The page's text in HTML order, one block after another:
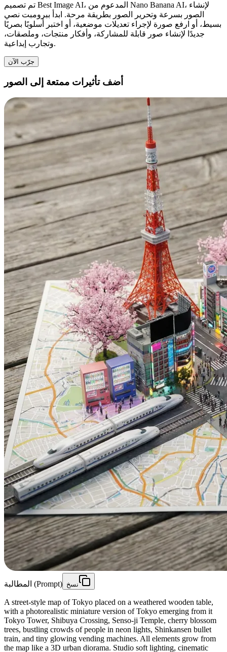
تم تصميم Best Image AI، المدعوم من Nano Banana AI، لإنشاء
الصور بسرعة وتحرير الصور بطريقة مرحة. ابدأ ببرومبت نصي
بسيط، أو ارفع صورة لإجراء تعديلات موضعية، أو اختبر أسلوبًا بصريًا
جديدًا لإنشاء صور قابلة للمشاركة، وأفكار منتجات، وملصقات،
وتجارب إبداعية.
جرّب الآن
أضف تأثيرات ممتعة إلى الصور
المطالبة (Prompt) نسخ
A street-style map of Tokyo placed on a weathered wooden table,
with a photorealistic miniature version of Tokyo emerging from it
Tokyo Tower, Shibuya Crossing, Senso-ji Temple, cherry blossom
trees, bustling crowds of people in neon lights, Shinkansen bullet
train, and tiny glowing vending machines. All elements grow from
the map like a 3D urban diorama. Studio soft lighting, cinematic